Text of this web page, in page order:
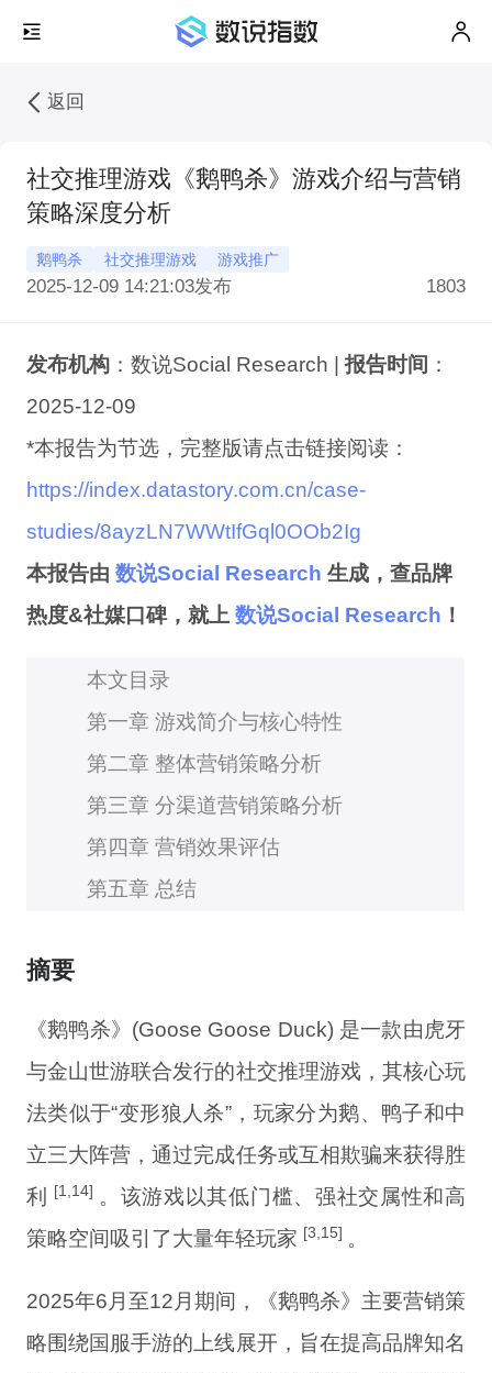
返回
社交推理游戏《鹅鸭杀》游戏介绍与营销
策略深度分析
鹅鸭杀 社交推理游戏 游戏推广
2025-12-09 14:21:03发布 1803
发布机构：数说Social Research | 报告时间 ：
2025-12-09
*本报告为节选，完整版请点击链接阅读：
https://index.datastory.com.cn/case-
studies/8ayzLN7WWtIfGql0OOb2Ig
本报告由 数说Social Research 生成，查品牌
热度&社媒口碑，就上 数说Social Research ！
本文目录
第一章 游戏简介与核心特性
第二章 整体营销策略分析
第三章 分渠道营销策略分析
第四章 营销效果评估
第五章 总结
摘要
《鹅鸭杀》(Goose Goose Duck) 是一款由虎牙
与金山世游联合发行的社交推理游戏，其核心玩
法类似于“变形狼人杀”，玩家分为鹅、鸭子和中
立三大阵营，通过完成任务或互相欺骗来获得胜
利
[1,14] 。该游戏以其低门槛、强社交属性和高
策略空间吸引了大量年轻玩家 [3,15] 。
2025年6月至12月期间，《鹅鸭杀》主要营销策
略围绕国服手游的上线展开，旨在提高品牌知名